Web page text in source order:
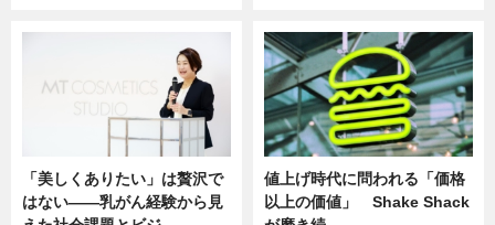
「美しくありたい」は贅沢で
はない――乳がん経験から見
値上げ時代に問われる「価格
以上の価値」 Shake Shack